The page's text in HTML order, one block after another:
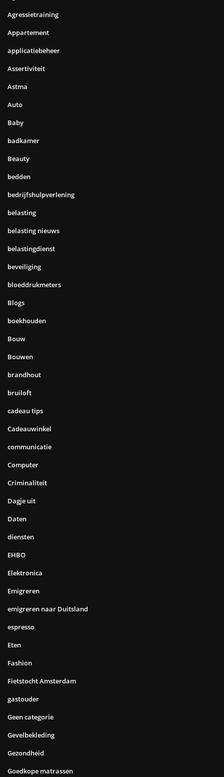
Agressietraining
Appartement
applicatiebeheer
Assertiviteit
Astma
Auto
Baby
badkamer
Beauty
bedden
bedrijfshulpverlening
belasting
belasting nieuws
belastingdienst
beveiliging
bloeddrukmeters
Blogs
boekhouden
Bouw
Bouwen
brandhout
bruiloft
cadeau tips
Cadeauwinkel
communicatie
Computer
Criminaliteit
Dagje uit
Daten
diensten
EHBO
Elektronica
Emigreren
emigreren naar Duitsland
espresso
Eten
Fashion
Fietstocht Amsterdam
gastouder
Geen categorie
Gevelbekleding
Gezondheid
Goedkope matrassen